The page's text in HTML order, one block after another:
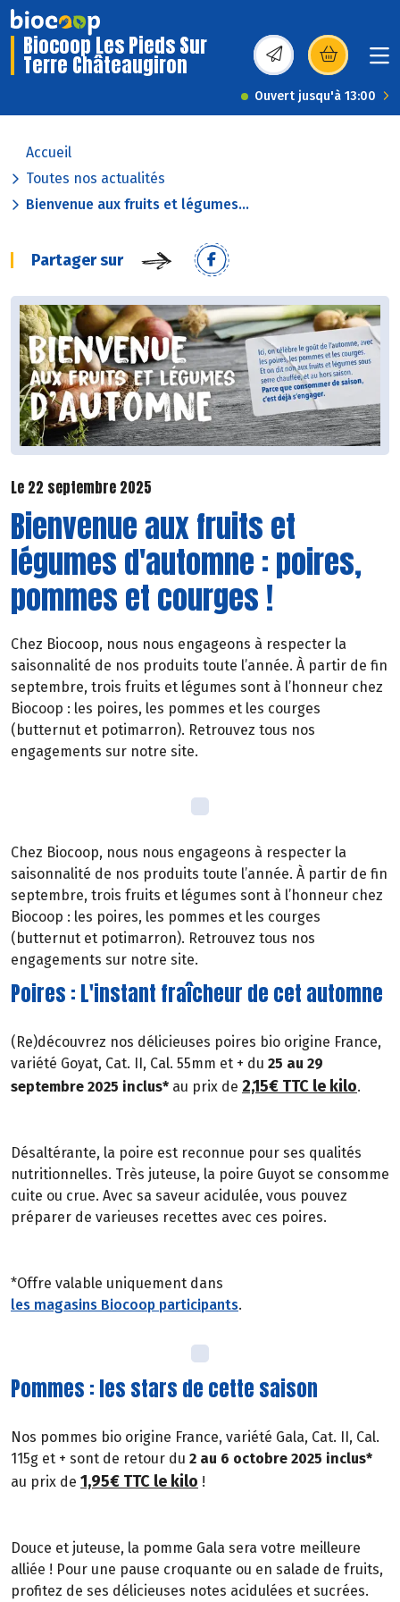
Biocoop Les Pieds Sur
Terre Châteaugiron (s’ouvre dans une
Ouvert jusqu'à 13:00
Accueil
Toutes nos actualités
Bienvenue aux fruits et légumes...
Partager sur
Le 22 septembre 2025
Bienvenue aux fruits et
légumes d'automne : poires,
pommes et courges !
Chez Biocoop, nous nous engageons à respecter la
saisonnalité de nos produits toute l’année. À partir de fin
septembre, trois fruits et légumes sont à l’honneur chez
Biocoop : les poires, les pommes et les courges
(butternut et potimarron). Retrouvez tous nos
engagements sur notre site.
Chez Biocoop, nous nous engageons à respecter la
saisonnalité de nos produits toute l’année. À partir de fin
septembre, trois fruits et légumes sont à l’honneur chez
Biocoop : les poires, les pommes et les courges
(butternut et potimarron). Retrouvez tous nos
engagements sur notre site.
Poires : L'instant fraîcheur de cet automne
(Re)découvrez nos délicieuses poires bio origine France,
variété Goyat, Cat. II, Cal. 55mm et + du 25 au 29
septembre 2025 inclus* au prix de 2,15€ TTC le kilo.
Désaltérante, la poire est reconnue pour ses qualités
nutritionnelles. Très juteuse, la poire Guyot se consomme
cuite ou crue. Avec sa saveur acidulée, vous pouvez
préparer de varieuses recettes avec ces poires.
*Offre valable uniquement dans
les magasins Biocoop participants.
Pommes : les stars de cette saison
Nos pommes bio origine France, variété Gala, Cat. II, Cal.
115g et + sont de retour du 2 au 6 octobre 2025 inclus*
au prix de 1,95€ TTC le kilo !
Douce et juteuse, la pomme Gala sera votre meilleure
alliée ! Pour une pause croquante ou en salade de fruits,
profitez de ses délicieuses notes acidulées et sucrées.